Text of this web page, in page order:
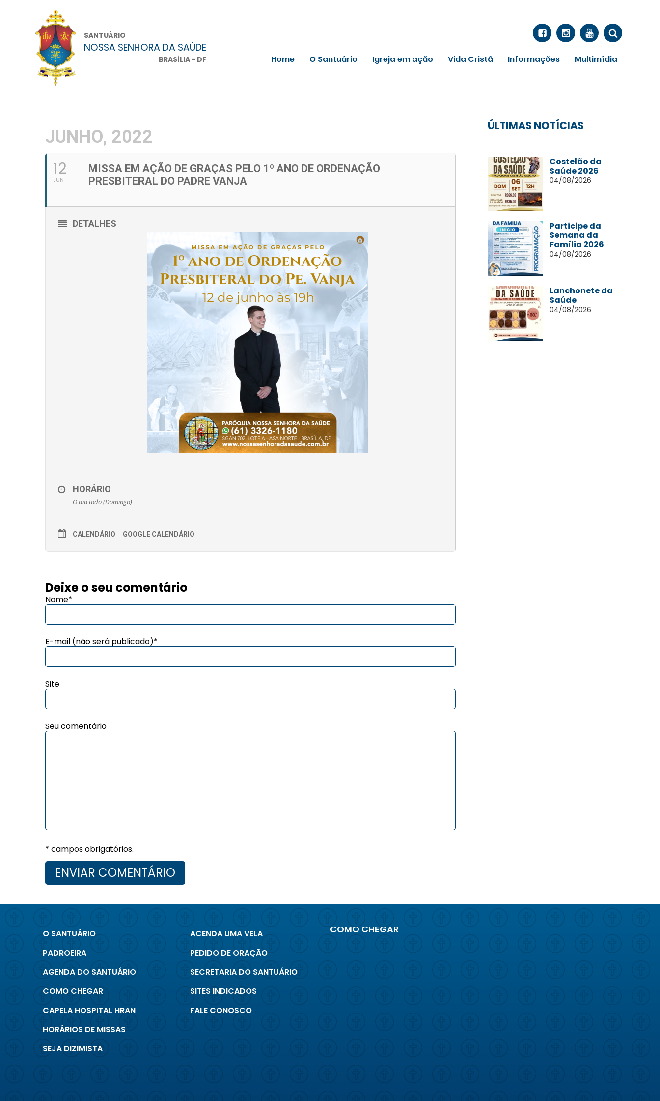
SANTUÁRIO
NOSSA SENHORA DA SAÚDE
BRASÍLIA - DF Home O Santuário Igreja em ação Vida Cristã Informações Multimídia
JUNHO, 2022
12
JUN
MISSA EM AÇÃO DE GRAÇAS PELO 1º ANO DE ORDENAÇÃO
PRESBITERAL DO PADRE VANJA
DETALHES
HORÁRIO
O dia todo (Domingo)
CALENDÁRIO GOOGLE CALENDÁRIO
Deixe o seu comentário
Nome*
E-mail (não será publicado)*
Site
Seu comentário
* campos obrigatórios.
ÚLTIMAS NOTÍCIAS
Costelão da
Saúde 2026
04/08/2026
Participe da
Semana da
Família 2026
04/08/2026
Lanchonete da
Saúde
04/08/2026
O SANTUÁRIO
PADROEIRA
AGENDA DO SANTUÁRIO
COMO CHEGAR
CAPELA HOSPITAL HRAN
HORÁRIOS DE MISSAS
SEJA DIZIMISTA
ACENDA UMA VELA
PEDIDO DE ORAÇÃO
SECRETARIA DO SANTUÁRIO
SITES INDICADOS
FALE CONOSCO
COMO CHEGAR